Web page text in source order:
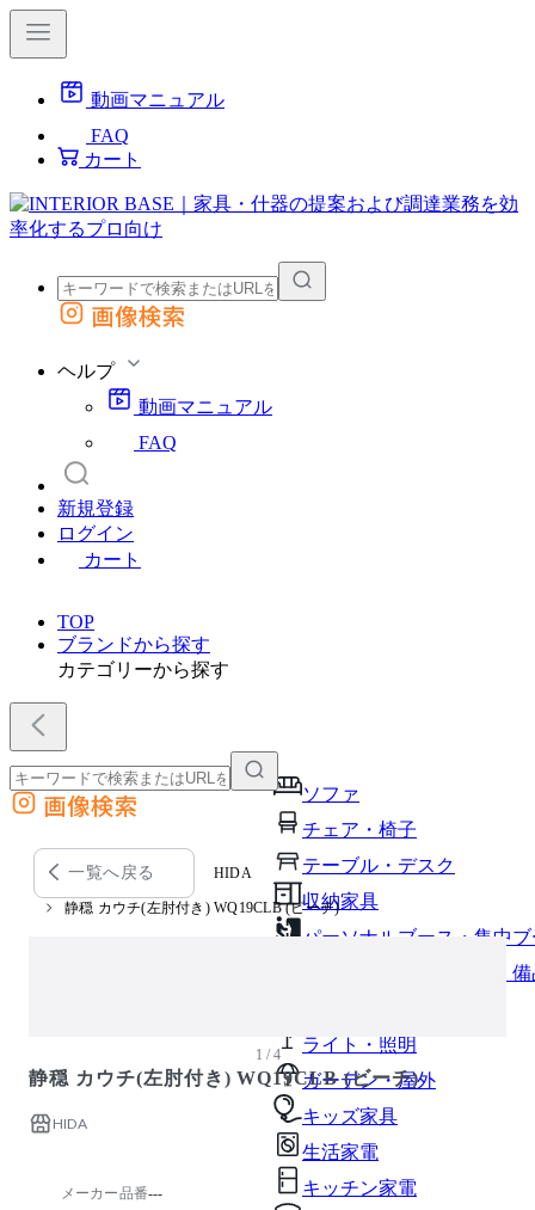
動画マニュアル
FAQ
カート
外部サイトの商品をカートに追加
画像検索
ヘルプ
動画マニュアル
FAQ
新規登録
ログイン
カート
TOP
ブランドから探す
カテゴリーから探す
ソファ
チェア・椅子
テーブル・デスク
収納家具
パーソナルブース・集中
オフィスアクセサリー・
ライト・照明
ガーデン・屋外
キッズ家具
生活家電
キッチン家電
外部サイトの商品をカートに追加
他のサイトで見つけた商品ページのURLを貼り付けて、カートに追加できます
画像検索
一覧へ戻る HIDA
静穏 カウチ(左肘付き) WQ19CLB (ビーチ)
1 / 4
静穏 カウチ(左肘付き) WQ19CLB (ビーチ)
HIDA
メーカー品番---